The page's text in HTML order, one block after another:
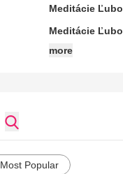
Meditácie
Meditácie
more
Most Popular